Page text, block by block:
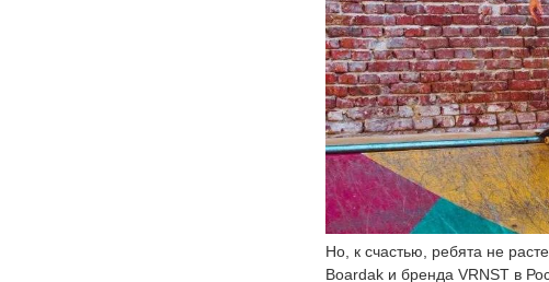
Но, к счастью, ребята не
Boardak и бренда VRNST в